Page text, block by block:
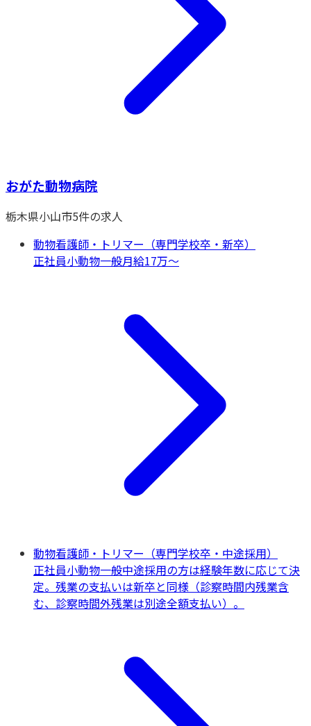
おがた動物病院
栃木県小山市5件の求人
動物看護師・トリマー（専門学校卒・新卒）
正社員小動物一般月給17万〜
動物看護師・トリマー（専門学校卒・中途採用）
正社員小動物一般中途採用の方は経験年数に応じて決
定。残業の支払いは新卒と同様（診察時間内残業含
む、診察時間外残業は別途全額支払い）。